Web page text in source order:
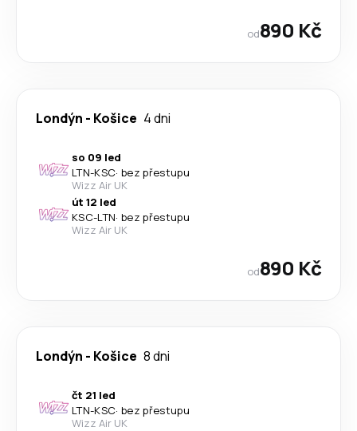
od890 Kč
Londýn - Košice 4 dni
so 09 led
LTN-KSC· bez přestupu
Wizz Air UK
út 12 led
KSC-LTN· bez přestupu
Wizz Air UK
od890 Kč
Londýn - Košice 8 dni
čt 21 led
LTN-KSC· bez přestupu
Wizz Air UK